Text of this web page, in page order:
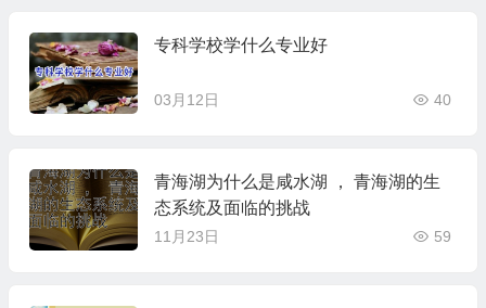
专科学校学什么专业好
03月12日 40
青海湖为什么是咸水湖 ， 青海湖的生
态系统及面临的挑战
11月23日 59